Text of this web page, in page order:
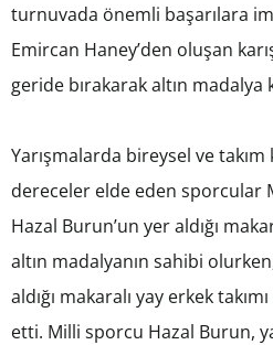
turnuvada önemli başarılara
Emircan Haney’den oluşan
geride bırakarak altın madalya
Yarışmalarda bireysel ve
dereceler elde eden sporcular
Hazal Burun’un yer aldığı
altın madalyanın sahibi
aldığı makaralı yay erkek
etti. Milli sporcu Hazal Burun,